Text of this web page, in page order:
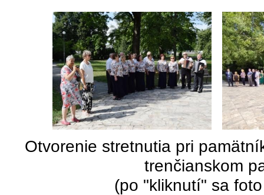
Otvorenie stretnutia pri
trenčianskom
(po "kliknutí" sa